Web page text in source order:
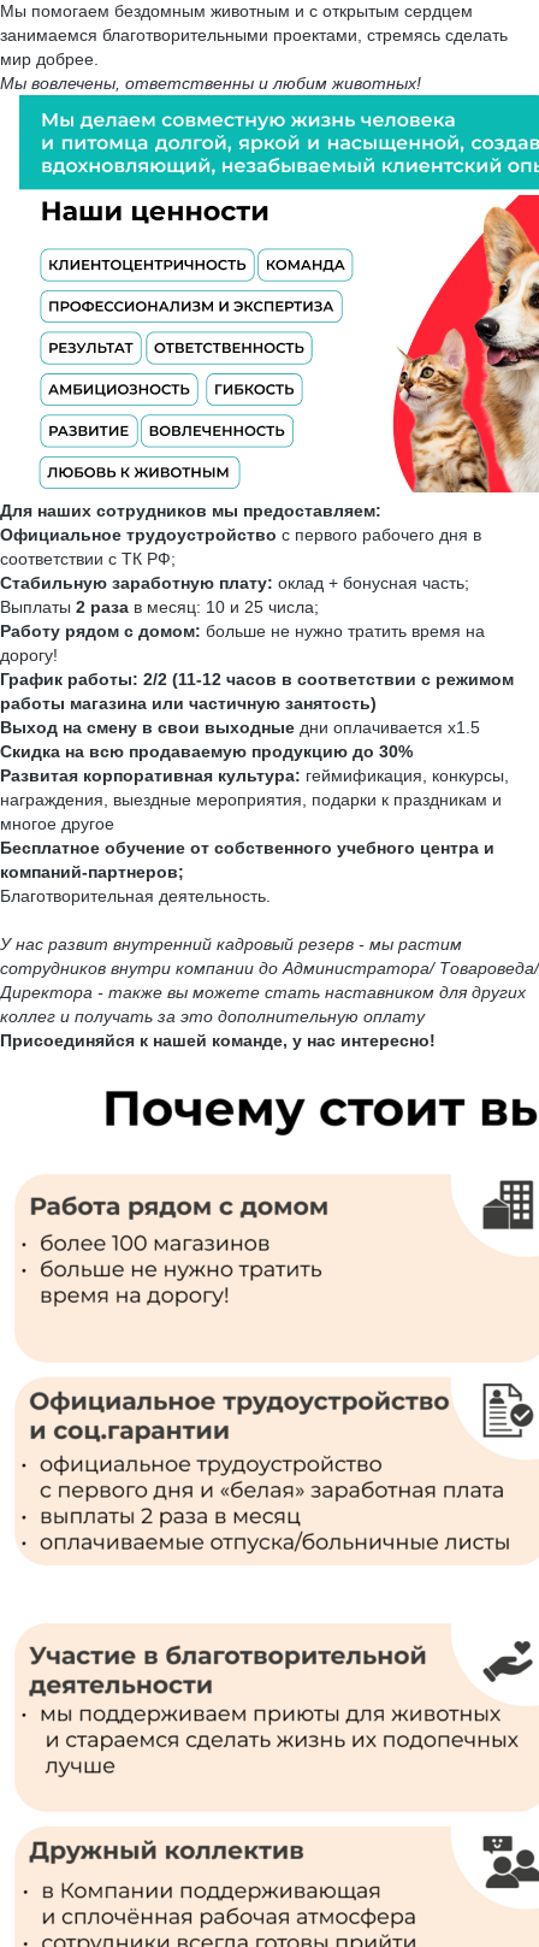
Мы помогаем бездомным животным и с открытым сердцем
занимаемся благотворительными проектами, стремясь сделать
мир добрее.
Мы вовлечены, ответственны и любим животных!
Для наших сотрудников мы предоставляем:
Официальное трудоустройство с первого рабочего дня в
соответствии с ТК РФ;
Стабильную заработную плату: оклад + бонусная часть;
Выплаты 2 раза в месяц: 10 и 25 числа;
Работу рядом с домом: больше не нужно тратить время на
дорогу!
График работы: 2/2 (11-12 часов в соответствии с режимом
работы магазина или частичную занятость)
Выход на смену в свои выходные дни оплачивается х1.5
Скидка на всю продаваемую продукцию до 30%
Развитая корпоративная культура: геймификация, конкурсы,
награждения, выездные мероприятия, подарки к праздникам и
многое другое
Бесплатное обучение от собственного учебного центра и
компаний-партнеров;
Благотворительная деятельность.
У нас развит внутренний кадровый резерв - мы растим
сотрудников внутри компании до Администратора/ Товароведа/
Директора - также вы можете стать наставником для других
коллег и получать за это дополнительную оплату
Присоединяйся к нашей команде, у нас интересно!